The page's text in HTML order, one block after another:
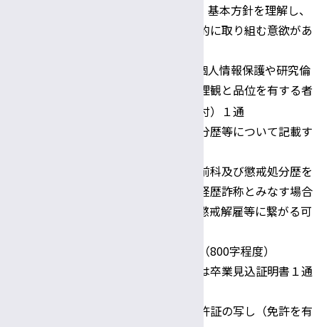
6.当センターの理念、基本方針を理解し、
職務に誠実かつ積極的に取り組む意欲があ
7.医療従事者として個人情報保護や研究倫
理指針などの髙い倫理観と品位を有する者
・ 履歴書（写真貼付）１通
※履歴書に賞罰・処分歴等について記載す
賞罰・処分歴等欄に前科及び懲戒処分歴を
記載しない場合は、経歴詐称とみなす場合
があり、採用取消や懲戒解雇等に繋がる可
・ 自分の将来計画（800字程度）
・ 卒業証明書または卒業見込証明書１通
・ 臨床検査技師免許証の写し（免許を有